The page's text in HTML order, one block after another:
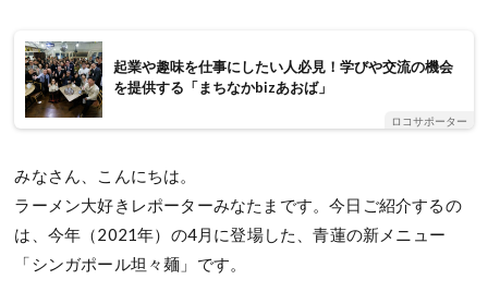
起業や趣味を仕事にしたい人必見！学びや交流の機会
を提供する「まちなかbizあおば」
ロコサポーター
みなさん、こんにちは。
ラーメン大好きレポーターみなたまです。今日ご紹介するの
は、今年（2021年）の4月に登場した、青蓮の新メニュー
「シンガポール坦々麺」です。